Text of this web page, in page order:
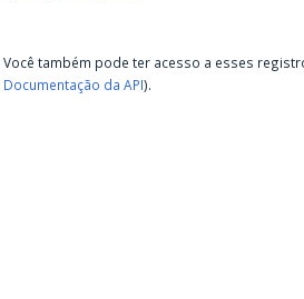
Você também pode ter acesso a esses
Documentação da API).